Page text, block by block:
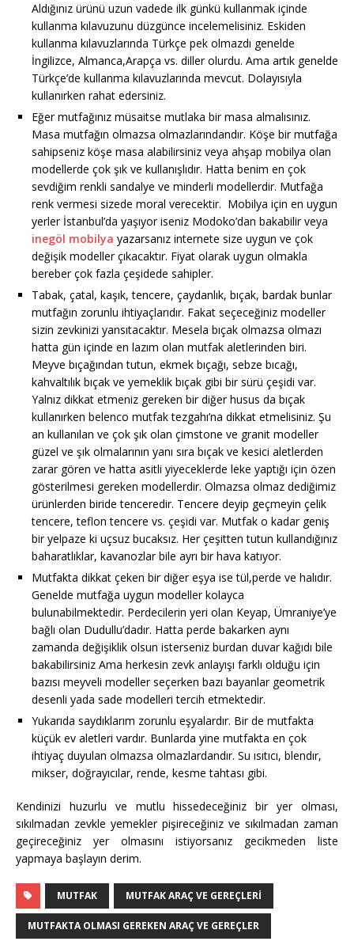
Aldığınız ürünü uzun vadede ilk günkü kullanmak içinde
kullanma kılavuzunu düzgünce incelemelisiniz. Eskiden
kullanma kılavuzlarında Türkçe pek olmazdı genelde
İngilizce, Almanca,Arapça vs. diller olurdu. Ama artık genelde
Türkçe’de kullanma kılavuzlarında mevcut. Dolayısıyla
kullanırken rahat edersiniz.
Eğer mutfağınız müsaitse mutlaka bir masa almalısınız.
Masa mutfağın olmazsa olmazlarındandır. Köşe bir mutfağa
sahipseniz köşe masa alabilirsiniz veya ahşap mobilya olan
modellerde çok şık ve kullanışlıdır. Hatta benim en çok
sevdiğim renkli sandalye ve minderli modellerdir. Mutfağa
renk vermesi sizede moral verecektir. Mobilya için en uygun
yerler İstanbul’da yaşıyor iseniz Modoko’dan bakabilir veya
inegöl mobilya yazarsanız internete size uygun ve çok
değişik modeller çıkacaktır. Fiyat olarak uygun olmakla
bereber çok fazla çeşidede sahipler.
Tabak, çatal, kaşık, tencere, çaydanlık, bıçak, bardak bunlar
mutfağın zorunlu ihtiyaçlarıdır. Fakat seçeceğiniz modeller
sizin zevkinizi yansıtacaktır. Mesela bıçak olmazsa olmazı
hatta gün içinde en lazım olan mutfak aletlerinden biri.
Meyve bıçağından tutun, ekmek bıçağı, sebze bıcağı,
kahvaltılık bıçak ve yemeklik bıçak gibi bir sürü çeşidi var.
Yalnız dikkat etmeniz gereken bir diğer husus da bıçak
kullanırken belenco mutfak tezgahı’na dikkat etmelisiniz. Şu
an kullanılan ve çok şık olan çimstone ve granit modeller
güzel ve şık olmalarının yanı sıra bıçak ve kesici aletlerden
zarar gören ve hatta asitli yiyeceklerde leke yaptığı için özen
gösterilmesi gereken modellerdir. Olmazsa olmaz dediğimiz
ürünlerden biride tenceredir. Tencere deyip geçmeyin çelik
tencere, teflon tencere vs. çeşidi var. Mutfak o kadar geniş
bir yelpaze ki uçsuz bucaksız. Her çeşitten tutun kullandığınız
baharatlıklar, kavanozlar bile ayrı bir hava katıyor.
Mutfakta dikkat çeken bir diğer eşya ise tül,perde ve halıdır.
Genelde mutfağa uygun modeller kolayca
bulunabilmektedir. Perdecilerin yeri olan Keyap, Ümraniye’ye
bağlı olan Dudullu’dadır. Hatta perde bakarken aynı
zamanda değişiklik olsun isterseniz burdan duvar kağıdı bile
bakabilirsiniz Ama herkesin zevk anlayışı farklı olduğu için
bazısı meyveli modeller seçerken bazı bayanlar geometrik
desenli yada sade modelleri tercih etmektedir.
Yukarıda saydıklarım zorunlu eşyalardır. Bir de mutfakta
küçük ev aletleri vardır. Bunlarda yine mutfakta en çok
ihtiyaç duyulan olmazsa olmazlardandır. Su ısıtıcı, blendır,
mikser, doğrayıcılar, rende, kesme tahtası gibi.
Kendinizi huzurlu ve mutlu hissedeceğiniz bir yer olması,
sıkılmadan zevkle yemekler pişireceğiniz ve sıkılmadan zaman
geçireceğiniz yer olmasını istiyorsanız gecikmeden liste
yapmaya başlayın derim.
MUTFAK MUTFAK ARAÇ VE GEREÇLERI
MUTFAKTA OLMASI GEREKEN ARAÇ VE GEREÇLER